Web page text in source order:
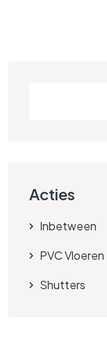
Acties
Inbetween
PVC Vloeren
Shutters